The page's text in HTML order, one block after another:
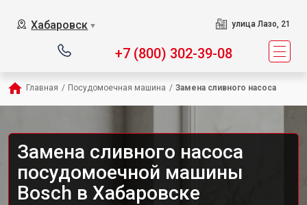
Хабаровск ▼ улица Лазо, 21
+7 (800) 302-39-08
Главная / Посудомоечная машина / Замена сливного насоса
Замена сливного насоса
посудомоечной машины
Bosch в Хабаровске